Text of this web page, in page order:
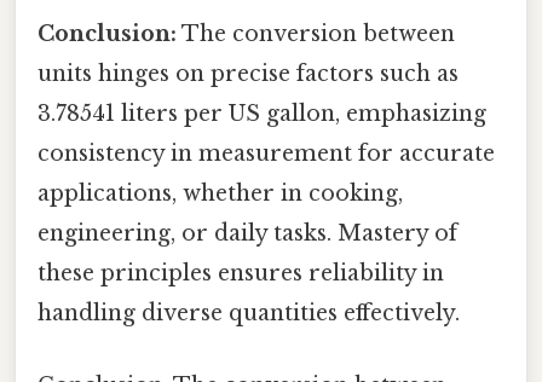
Conclusion: The conversion between
units hinges on precise factors such as
3.78541 liters per US gallon, emphasizing
consistency in measurement for accurate
applications, whether in cooking,
engineering, or daily tasks. Mastery of
these principles ensures reliability in
handling diverse quantities effectively.